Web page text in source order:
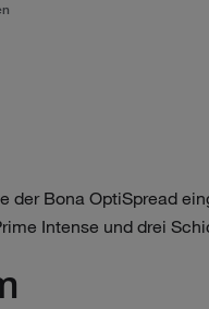
Bona OptiSpread
Intense und drei